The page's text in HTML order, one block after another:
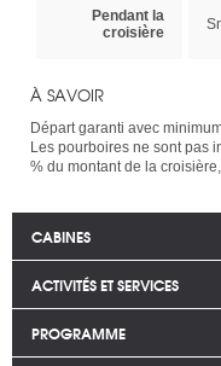
Pendant la
croisière
À SAVOIR
Départ garanti avec
Les pourboires ne sont pas
% du montant de la
CABINES
ACTIVITÉS ET SERVICES
PROGRAMME